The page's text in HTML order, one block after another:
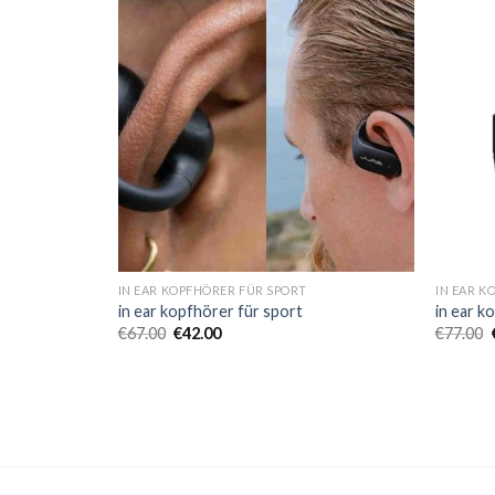
IN EAR KOPFHÖRER FÜR SPORT
in ear kopfhörer für sport
€67.00 €42.00
IN EAR
in ear
€77.00